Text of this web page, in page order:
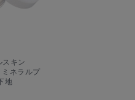
スキン
ネラルプ
地